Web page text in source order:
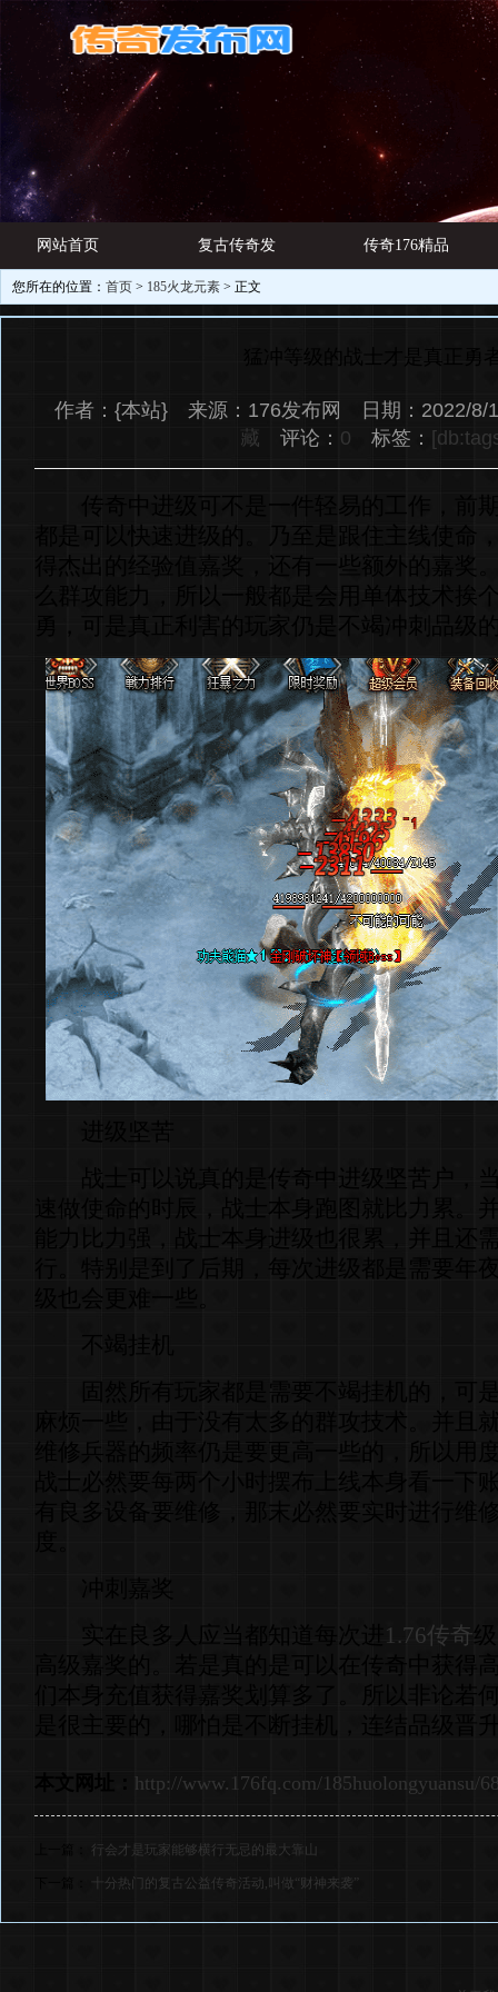
网站首页 复古传奇发
布网
传奇176精品
游戏资讯
您所在的位置： 首页 > 185火龙元素 > 正文
猛冲等级的战士才是真正勇
作者：{本站} 来源：176发布网 日期：
藏 评论： 0 标签：
传奇中进级可不是一件轻易的工作，前
都是可以快速进级的。乃至是跟住主线使命
得杰出的经验值嘉奖，还有一些额外的嘉奖
么群攻能力，所以一般都是会用单体技术挨
勇，可是真正利害的玩家仍是不竭冲刺品级
进级坚苦
战士可以说真的是传奇中进级坚苦户，
速做使命的时辰，战士本身跑图就比力累。
能力比力强，战士本身进级也很累，并且还
行。特别是到了后期，每次进级都是需要年
级也会更难一些。
不竭挂机
固然所有玩家都是需要不竭挂机的，可
麻烦一些，由于没有太多的群攻技术。并且
维修兵器的频率仍是要更高一些的，所以用
战士必然要每两个小时摆布上线本身看一下
有良多设备要维修，那末必然要实时进行维
冲刺嘉奖
实在良多人应当都知道每次进 1.76传奇
高级嘉奖的。若是真的是可以在传奇中获得
们本身充值获得嘉奖划算多了。所以非论若
是很主要的，哪怕是不断挂机，连结品级晋
本文网址： http://www.176fq.com/185huolongyuansu/
行会才是玩家能够横行无忌的最大靠山
十分热门的复古公益传奇活动,叫做“财神来袭”